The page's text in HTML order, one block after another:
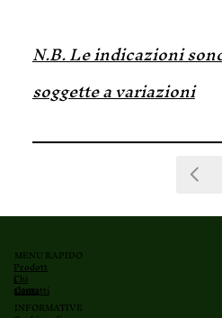
N.B. Le indicazioni
soggette a variazioni
INFORMATIVE
MENU RAPIDO
Prodott
iChi
siamo
Contatti